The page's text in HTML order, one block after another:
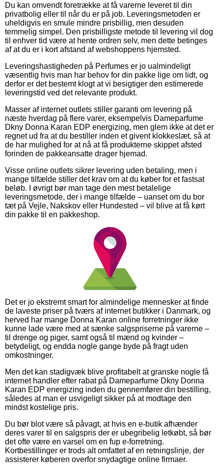
Du kan omvendt foretrække at få varerne leveret til din
privatbolig eller til når du er på job. Leveringsmetoden er
uheldigvis en smule mindre prisbillig, men desuden
temmelig simpel. Den prisbilligste metode til levering vil dog
til enhver tid være at hente ordren selv, men dette betinges
af at du er i kort afstand af webshoppens hjemsted.
Leveringshastigheden på Perfumes er jo ualmindeligt
væsentlig hvis man har behov for din pakke lige om lidt, og
derfor er det bestemt klogt at vi besigtiger den estimerede
leveringstid ved det relevante produkt.
Masser af internet outlets stiller garanti om levering på
næste hverdag på flere varer, eksempelvis Dameparfume
Dkny Donna Karan EDP energizing, men glem ikke at det er
regnet ud fra at du bestiller inden et givent klokkeslæt, så at
de har mulighed for at nå at få produkterne skippet afsted
forinden de pakkeansatte drager hjemad.
Visse online outlets sikrer levering uden betaling, men i
mange tilfælde stiller det krav om at du køber for et fastsat
beløb. I øvrigt bør man tage den mest betalelige
leveringsmetode, der i mange tilfælde – uanset om du bor
tæt på Vejle, Nakskov eller Hundested – vil blive at få kørt
din pakke til en pakkeshop.
Det er jo ekstremt smart for almindelige mennesker at finde
de laveste priser på tværs af internet butikker i Danmark, og
herved har mange Donna Karan online forretninger ikke
kunne lade være med at sænke salgspriserne på varerne –
til drenge og piger, samt også til mænd og kvinder –
betydeligt, og endda nogle gange byde på fragt uden
omkostninger.
Men det kan stadigvæk blive profitabelt at granske nogle få
internet handler efter rabat på Dameparfume Dkny Donna
Karan EDP energizing inden du gennemfører din bestilling,
således at man er usvigeligt sikker på at modtage den
mindst kostelige pris.
Du bør blot være så påvagt, at hvis en e-butik afhænder
deres varer til en salgspris der er ubegribelig letkøbt, så bør
det ofte være en varsel om en fup e-forretning.
Kortbestillinger er trods alt omfattet af en retningslinje, der
assisterer køberen overfor snydagtige online firmaer.